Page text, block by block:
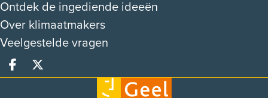
Ontdek de ingediende ideeën
Over klimaatmakers
Veelgestelde vragen
Deel op facebook
Deel op X